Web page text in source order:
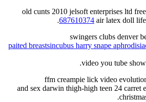
old cunts 2010 jelsoft enterprises ltd
687610374 air latex doll
swingers clubs denver
paited breastsincubus harry snape
video you tube
ffm creampie lick video
and sex darwin thigh-high teen 24 carret